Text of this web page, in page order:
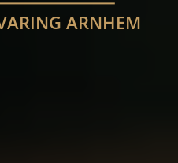
ARNHEM